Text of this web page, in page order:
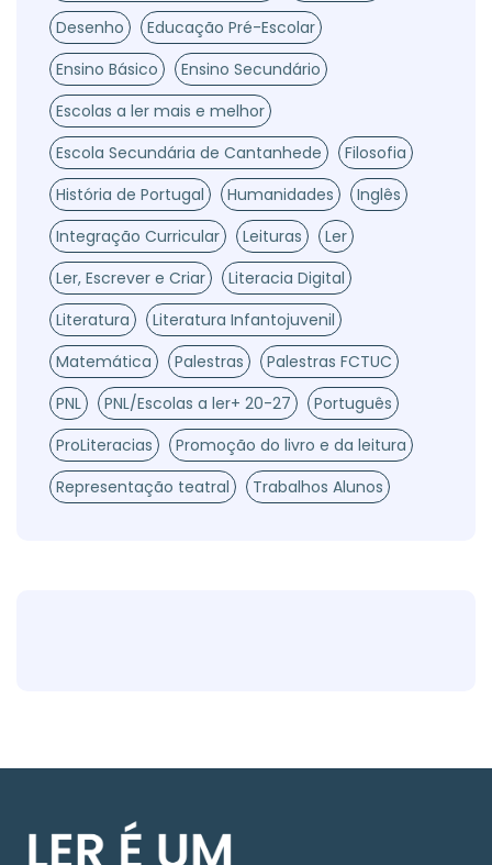
Desenho
Educação Pré-Escolar
Ensino Básico
Ensino Secundário
Escolas a ler mais e melhor
Escola Secundária de Cantanhede
Filosofia
História de Portugal
Humanidades
Inglês
Integração Curricular
Leituras
Ler
Ler, Escrever e Criar
Literacia Digital
Literatura
Literatura Infantojuvenil
Matemática
Palestras
Palestras FCTUC
PNL
PNL/Escolas a ler+ 20-27
Português
ProLiteracias
Promoção do livro e da leitura
Representação teatral
Trabalhos Alunos